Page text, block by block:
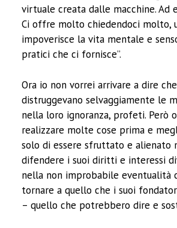
virtuale creata dalle macchine. Ad
Ci offre molto chiedendoci molto,
impoverisce la vita mentale e
pratici che ci fornisce”.
Ora io non vorrei arrivare a dire
distruggevano selvaggiamente le
nella loro ignoranza, profeti. Però
realizzare molte cose prima e
solo di essere sfruttato e alienato
difendere i suoi diritti e interessi
nella non improbabile eventualità
tornare a quello che i suoi
– quello che potrebbero dire e